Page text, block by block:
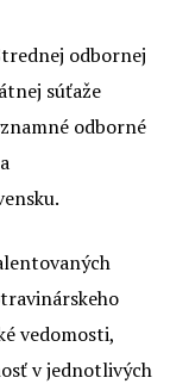
odbornej
súťaže
odborné
vedomosti,
v jednotlivých